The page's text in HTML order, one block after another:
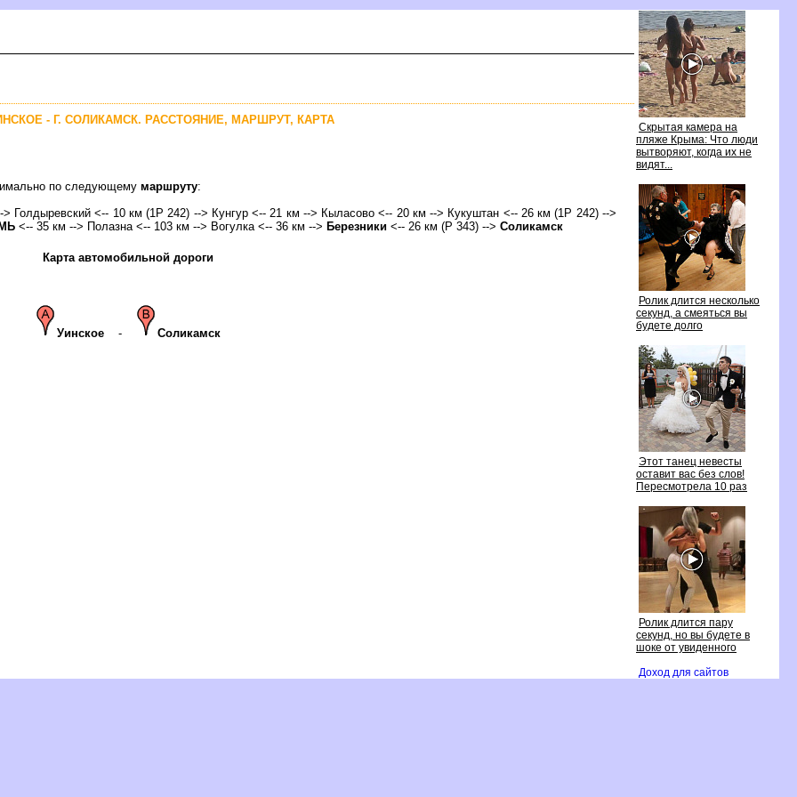
Скрытая камера на
пляже Крыма: Что люди
ытворяют, когда их не
идят...
Ролик длится несколько
секунд, а смеяться вы
удете долго
Этот танец невесты
оставит вас без слов!
Пересмотрела 10 раз
Ролик длится пару
секунд, но вы будете
шоке от увиденного
Доход для сайто
- Г. СОЛИКАМСК. РАССТОЯНИЕ, МАРШРУТ, КАРТА
по следующему маршруту:
Голдыревский <-- 10 км (1Р 242) --> Кунгур<-- 21 км --> Кыласово <-- 20 км --> Кукуштан <-- 26 км (1Р 242) -->
<-- 35 км --> Полазна <-- 103 км --> Вогулка <-- 36 км --> Березники <-- 26 км (Р 343) --> Соликамск
Карта автомобильной дороги
Уинское - Соликамск